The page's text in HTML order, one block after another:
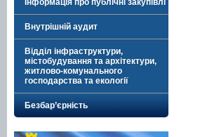
Інформація про публічні закупівлі
Внутрішній аудит
Відділ інфраструктури,
містобудування та архітектури,
житлово-комунального
господарства та екології
Безбар’єрність